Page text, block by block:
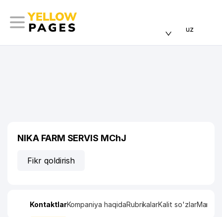
uz
NIKA FARM SERVIS MChJ
Fikr qoldirish
KontaktlarKompaniya haqidaRubrikalarKalit so'zlarManzil